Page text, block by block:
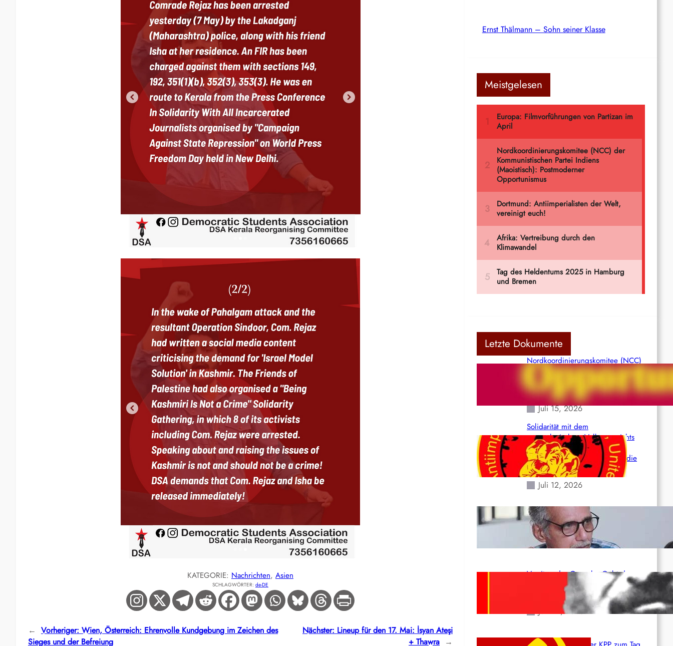
KATEGORIE: Nachrichten, Asien
SCHLAGWÖRTER: de-DE
← Vorheriger: Wien, Österreich: Ehrenvolle Kundgebung im Zeichen des
Sieges und der Befreiung
Nächster: Lineup für den 17. Mai: İsyan Ateşi
+ Thawra →
Ernst Thälmann – Sohn seiner Klasse
Meistgelesen
Letzte Dokumente
Nordkoordinierungskomitee (NCC)
der Kommunistischen Partei Indiens
(Maoistisch): Postmoderner
Opportunismus
Juli 15, 2026
Solidarität mit dem
venezolanischem Volk angesichts
der verlorenen Leben und der
katastrophalen Situation durch die
Erdbeben des 24. Juni!
Juli 12, 2026
Indien: „Die Politik der
Kapitulation“ von K. Murali (Ajith)
Juli 1, 2026
Vorsitzender Gonzalo: Gebt das
Leben für die Partei und die
Juni 19, 2026